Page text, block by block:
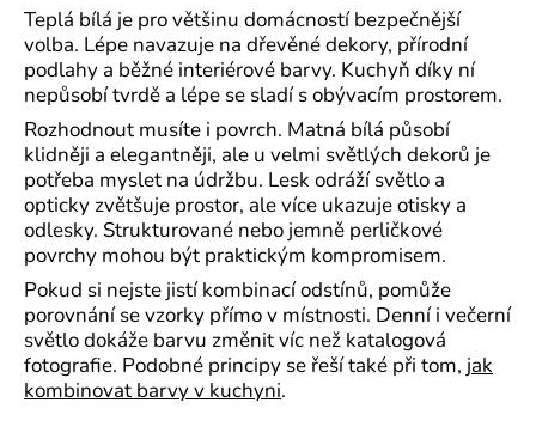
Teplá bílá je pro většinu domácností bezpečnější
volba. Lépe navazuje na dřevěné dekory, přírodní
podlahy a běžné interiérové barvy. Kuchyň díky ní
nepůsobí tvrdě a lépe se sladí s obývacím prostorem.
Rozhodnout musíte i povrch. Matná bílá působí
klidněji a elegantněji, ale u velmi světlých dekorů je
potřeba myslet na údržbu. Lesk odráží světlo a
opticky zvětšuje prostor, ale více ukazuje otisky a
odlesky. Strukturované nebo jemně perličkové
povrchy mohou být praktickým kompromisem.
Pokud si nejste jistí kombinací odstínů, pomůže
porovnání se vzorky přímo v místnosti. Denní i večerní
světlo dokáže barvu změnit víc než katalogová
fotografie. Podobné principy se řeší také při tom, jak
kombinovat barvy v kuchyni.